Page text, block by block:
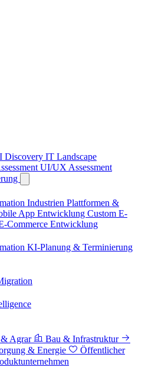
Discovery IT Landscape
UI/UX Assessment
Industrien Plattformen &
App Entwicklung Custom E-
Commerce Entwicklung
KI-Planung & Terminierung
& Agrar
Bau & Infrastruktur
& Energie
Öffentlicher